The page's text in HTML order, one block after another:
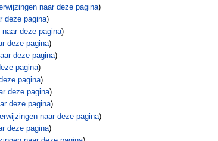
naar deze pagina)
deze pagina)
deze pagina)
deze pagina)
deze pagina)
pagina)
pagina)
deze pagina)
deze pagina)
naar deze pagina)
deze pagina)